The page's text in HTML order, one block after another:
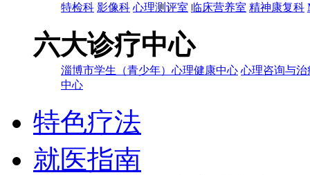
特检科 影像科 心理测评室 临床营养室 精神康复科
六大诊疗中心
淄博市学生（青少年）心理健康中心 心理咨询与治
中心
特色疗法
就医指南